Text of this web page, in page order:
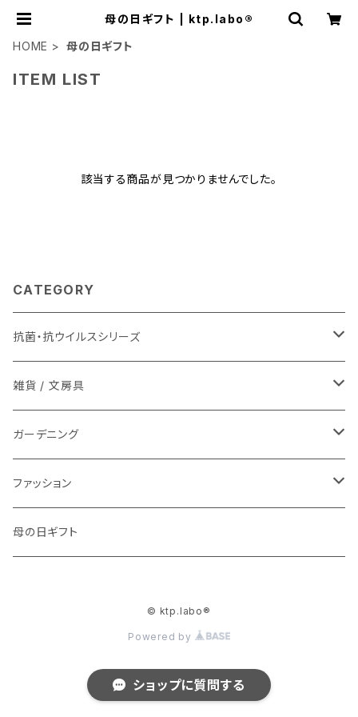
母の日ギフト | ktp.labo®
HOME
母の日ギフト
ITEM LIST
該当する商品が見つかりませんでした。
CATEGORY
抗菌・抗ウイルスシリーズ
マスク
タオル
雑貨 / 文房具
芽が出る鉛筆
やさしさせっけん
アニマルハグ
ガーデニング
芽が出る鉛筆
繊維から生まれたサステナブルな土
ファッション
RecycleAirBagシリーズ
母の日ギフト
© ktp.labo®
Powered by
ショップに質問する